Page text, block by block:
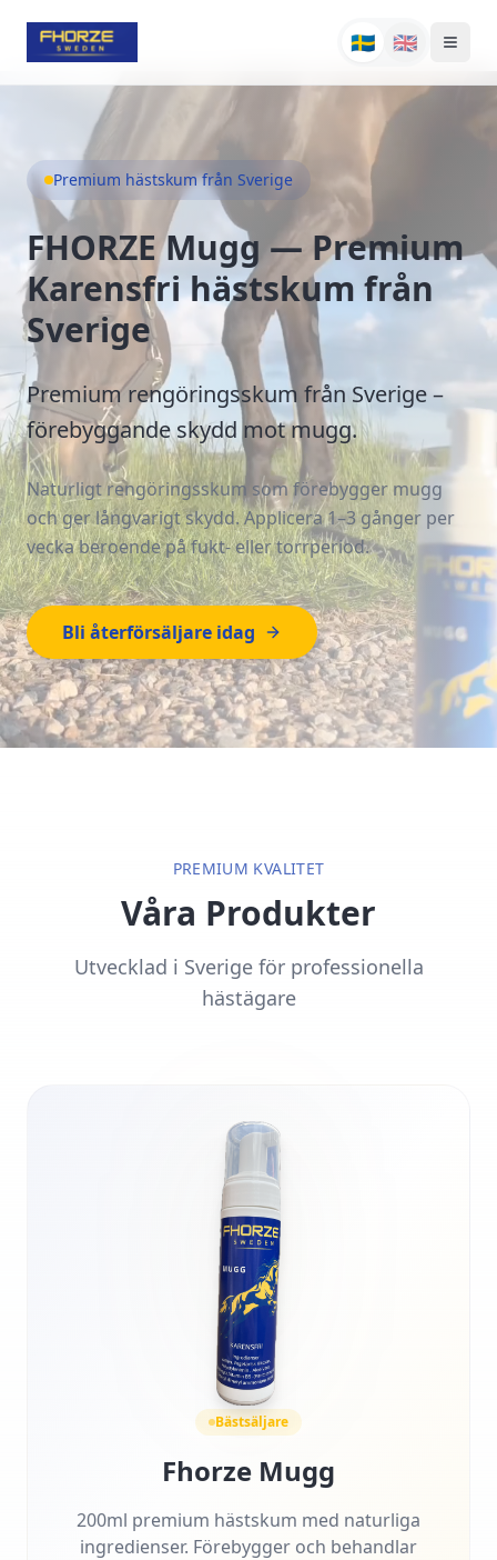
🇸🇪 🇬🇧
Premium hästskum från Sverige
FHORZE Mugg — Premium
Karensfri hästskum från
Sverige
Premium rengöringsskum från Sverige –
förebyggande skydd mot mugg.
Naturligt rengöringsskum som förebygger mugg
och ger långvarigt skydd. Applicera 1–3 gånger per
vecka beroende på fukt- eller torrperiod.
Bli återförsäljare idag
PREMIUM KVALITET
Våra Produkter
Utvecklad i Sverige för professionella
hästägare
Bästsäljare
Fhorze Mugg
200ml premium hästskum med naturliga
ingredienser. Förebygger och behandlar